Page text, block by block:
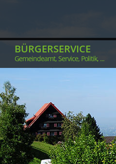
BÜRGERSERVICE
Gemeindeamt, Service, Politik, ...